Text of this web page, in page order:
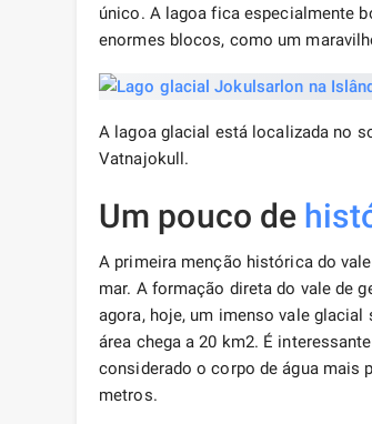
único. A lagoa fica especialmente
enormes blocos, como um
A lagoa glacial está localizada no
Vatnajokull.
Um pouco de
A primeira menção histórica do
mar. A formação direta do vale de
agora, hoje, um imenso vale
área chega a 20 km2. É
considerado o corpo de água mais
metros.